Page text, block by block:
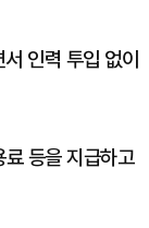
인력 투입 없이
등을 지급하고